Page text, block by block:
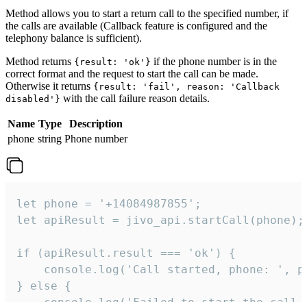
Method allows you to start a return call to the specified number, if
the calls are available (Callback feature is configured and the
telephony balance is sufficient).
Method returns {result: 'ok'} if the phone number is in the
correct format and the request to start the call can be made.
Otherwise it returns {result: 'fail', reason: 'Callback
disabled'} with the call failure reason details.
Name Type
Description
phone string Phone number
let phone = '+14084987855';
let apiResult = jivo_api.startCall(phone);
if (apiResult.result === 'ok') {
console.log('Call started, phone: ',
} else {